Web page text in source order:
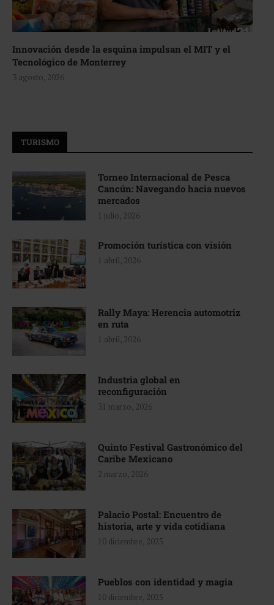
Innovación desde la esquina impulsan el MIT y el
Tecnológico de Monterrey
3 agosto, 2026
TURISMO
Torneo Internacional de Pesca
Cancún: Navegando hacia nuevos
mercados
1 julio, 2026
Promoción turística con visión
1 abril, 2026
Rally Maya: Herencia automotriz
en ruta
1 abril, 2026
Industria global en
reconfiguración
31 marzo, 2026
Quinto Festival Gastronómico del
Caribe Mexicano
2 marzo, 2026
Palacio Postal: Encuentro de
historia, arte y vida cotidiana
10 diciembre, 2025
Pueblos con identidad y magia
10 diciembre, 2025